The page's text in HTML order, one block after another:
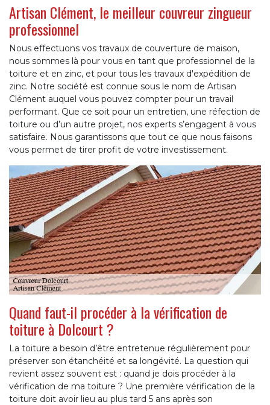
Artisan Clément, le meilleur couvreur zingueur
professionnel
Nous effectuons vos travaux de couverture de maison,
nous sommes là pour vous en tant que professionnel de la
toiture et en zinc, et pour tous les travaux d'expédition de
zinc. Notre société est connue sous le nom de Artisan
Clément auquel vous pouvez compter pour un travail
performant. Que ce soit pour un entretien, une réfection de
toiture ou d’un autre projet, nos experts s’engagent à vous
satisfaire. Nous garantissons que tout ce que nous faisons
vous permet de tirer profit de votre investissement.
Quand faut-il procéder à la vérification de
toiture à Dolcourt ?
La toiture a besoin d’être entretenue régulièrement pour
préserver son étanchéité et sa longévité. La question qui
revient assez souvent est : quand je dois procéder à la
vérification de ma toiture ? Une première vérification de la
toiture doit avoir lieu au plus tard 5 ans après son